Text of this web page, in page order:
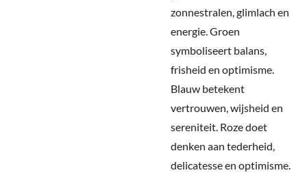
zonnestralen, glimlach en
energie. Groen
symboliseert balans,
frisheid en optimisme.
Blauw betekent
vertrouwen, wijsheid en
sereniteit. Roze doet
denken aan tederheid,
delicatesse en optimisme.